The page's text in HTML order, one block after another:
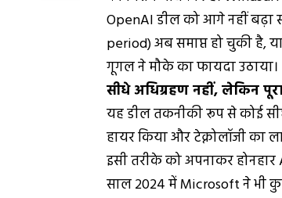
OpenAI डील को आगे नहीं बढ़ा
period) अब समाप्त हो चुकी है,
गूगल ने मौके का फायदा उठाया।
सीधे अधिग्रहण नहीं, लेकिन
यह डील तकनीकी रूप से कोई
हायर किया और टेक्नोलॉजी का
इसी तरीके को अपनाकर होनहार
साल 2024 में Microsoft ने भी